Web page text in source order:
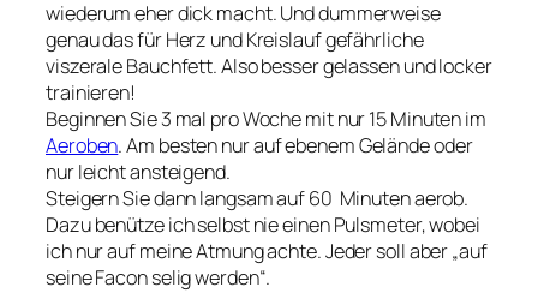
wiederum eher dick macht. Und dummerweise
genau das für Herz und Kreislauf gefährliche
viszerale Bauchfett. Also besser gelassen und locker
trainieren!
Beginnen Sie 3 mal pro Woche mit nur 15 Minuten im
Aeroben. Am besten nur auf ebenem Gelände oder
nur leicht ansteigend.
Steigern Sie dann langsam auf 60 Minuten aerob.
Dazu benütze ich selbst nie einen Pulsmeter, wobei
ich nur auf meine Atmung achte. Jeder soll aber „auf
seine Facon selig werden“.